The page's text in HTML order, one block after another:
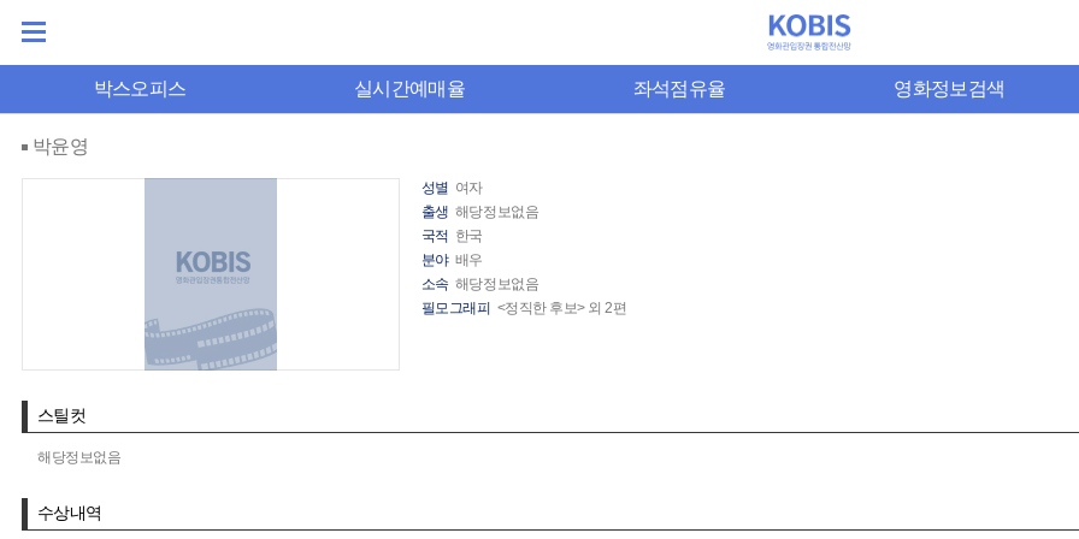
박스오피스 실시간예매율 좌석점유율 영화정보검색
박윤영
성별 여자
출생 해당정보없음
국적 한국
분야 배우
소속 해당정보없음
필모그래피 <정직한 후보> 외 2편
스틸컷
해당정보없음
수상내역